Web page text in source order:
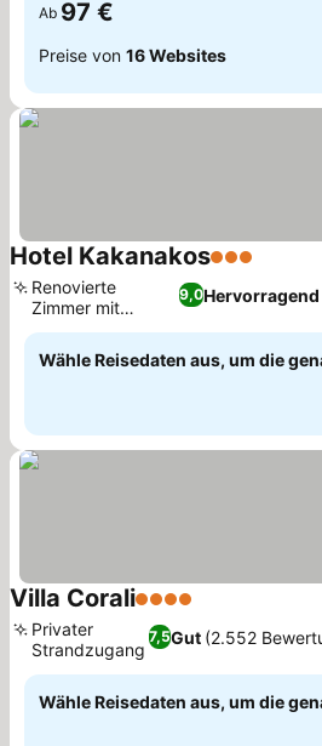
Ab 97 €
Preise von 16 Websites
Hotel Kakanakos3 Sterne
9,0Hervorragend
Renovierte
Zimmer mit
Meerblick
Wähle Reisedaten aus, um die
Villa Corali4 Sterne
7,5Gut (2.552
Privater
Strandzugang
Wähle Reisedaten aus, um die